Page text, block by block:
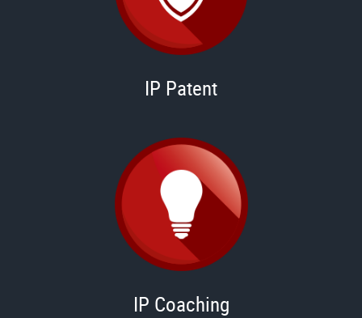
IP Patent
IP Coaching